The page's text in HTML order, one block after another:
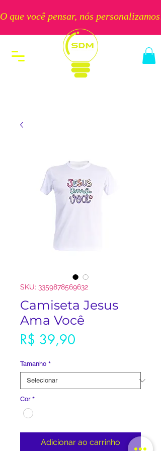
O que você pensar, nós personalizamos!
SKU: 3359878569632
Camiseta Jesus
Ama Você
R$ 39,90
Tamanho *
Cor *
Adicionar ao carrinho